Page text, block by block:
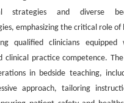
strategies and diverse
emphasizing the critical role of
qualified clinicians equipped
clinical practice competence.
in bedside teaching,
approach, tailoring